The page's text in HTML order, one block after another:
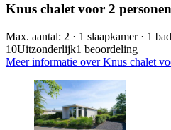
Knus chalet voor 2 personen
Max. aantal: 2 · 1 slaapkamer · 1
10Uitzonderlijk1 beoordeling
Meer informatie over Knus chalet